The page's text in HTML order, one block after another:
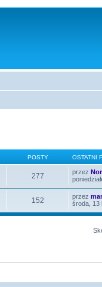
POSTY OSTATNI
277 przez
152 przez
środa, 13